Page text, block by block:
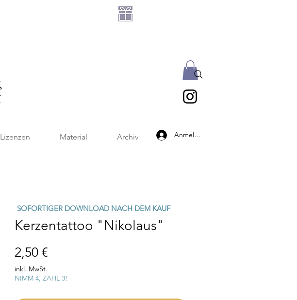
Lizenzen Material Archiv Anmelden
Kerzentattoo "Nikolaus"
2,50 €
inkl. MwSt.
NIMM 4, ZAHL 3!
SOFORTIGER DOWNLOAD NACH DEM KAUF